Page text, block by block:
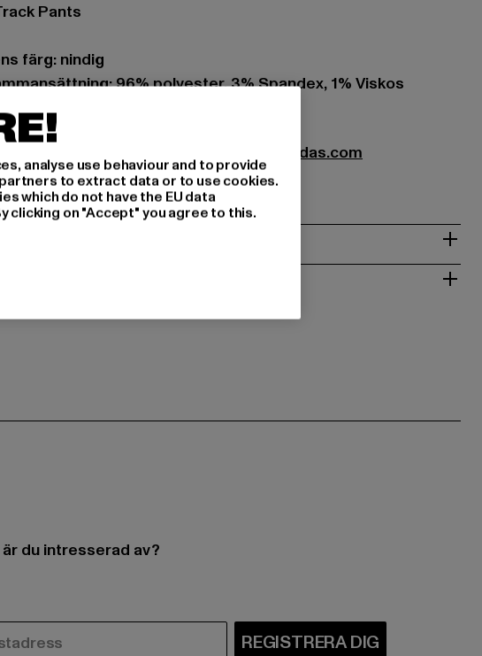
Pants
färg: nindig
96% polyester, 3% Spandex, 1% Viskos
17631
serviceinfo@onlineshop.adidas.com
Straße 1 | 91074 Herzogenaurach | DE
du intresserad av?
REGISTRERA DIG
analyse use behaviour and to provide
to extract data or to use cookies.
which do not have the EU data
clicking on "Accept" you agree to this.